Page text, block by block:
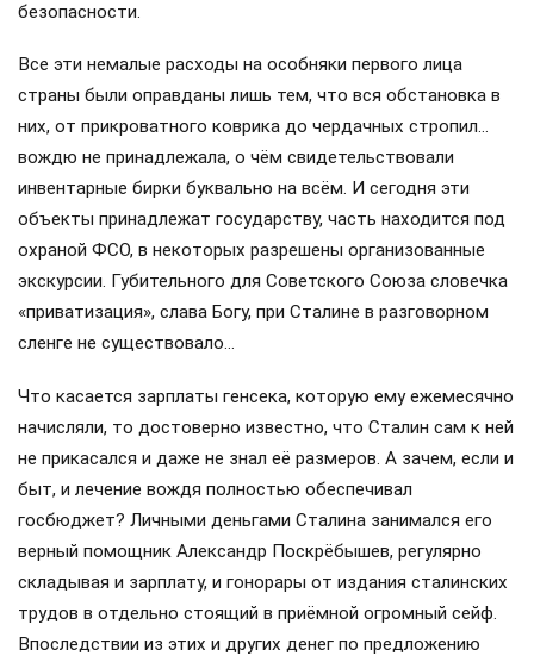
безопасности.
Все эти немалые расходы на особняки первого лица
страны были оправданы лишь тем, что вся обстановка в
них, от прикроватного коврика до чердачных стропил…
вождю не принадлежала, о чём свидетельствовали
инвентарные бирки буквально на всём. И сегодня эти
объекты принадлежат государству, часть находится под
охраной ФСО, в некоторых разрешены организованные
экскурсии. Губительного для Советского Союза словечка
«приватизация», слава Богу, при Сталине в разговорном
сленге не существовало…
Что касается зарплаты генсека, которую ему ежемесячно
начисляли, то достоверно известно, что Сталин сам к ней
не прикасался и даже не знал её размеров. А зачем, если и
быт, и лечение вождя полностью обеспечивал
госбюджет? Личными деньгами Сталина занимался его
верный помощник Александр Поскрёбышев, регулярно
складывая и зарплату, и гонорары от издания сталинских
трудов в отдельно стоящий в приёмной огромный сейф.
Впоследствии из этих и других денег по предложению